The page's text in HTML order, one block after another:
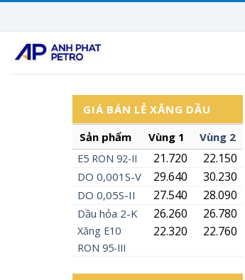
content
GIÁ BÁN LẺ XĂNG DẦU
Sản phẩm
Vùng 1 Vùng 2
E5 RON 92-II 22.150
21.720
DO 0,001S-V 30.230
29.640
DO 0,05S-II 28.090
27.540
Dầu hỏa 2-K 26.780
26.260
Xăng E10
RON 95-III
22.760
22.320